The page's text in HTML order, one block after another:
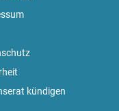
kündigen